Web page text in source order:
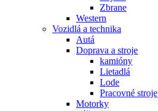
Zbrane
Western
Vozidlá a technika
Autá
Doprava a stroje
kamióny
Lietadlá
Lode
Pracovné stroje
Motorky